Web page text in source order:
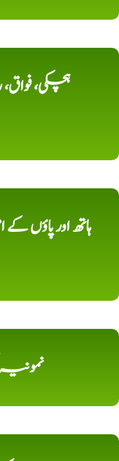
ہچکی،
ہاتھ اور پاؤں